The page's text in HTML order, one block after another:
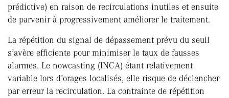
prédictive) en raison de recirculations inutiles et ensuite
de parvenir à progressivement améliorer le traitement.
La répétition du signal de dépassement prévu du seuil
s’avère efficiente pour minimiser le taux de fausses
alarmes. Le nowcasting (INCA) étant relativement
variable lors d’orages localisés, elle risque de déclencher
par erreur la recirculation. La contrainte de répétition